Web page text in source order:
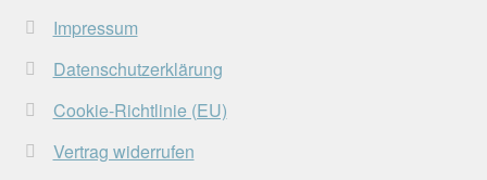
Impressum
Datenschutzerklärung
Cookie-Richtlinie (EU)
Vertrag widerrufen